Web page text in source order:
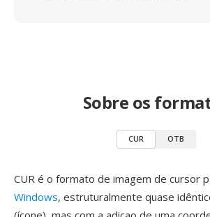
Sobre os
CUR OTB
CUR é o formato de imagem de cursor
Windows, estruturalmente quase